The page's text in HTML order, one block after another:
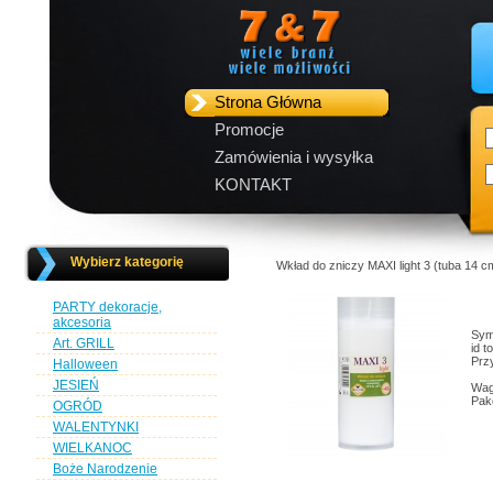
Strona Główna
Promocje
Zamówienia i wysyłka
KONTAKT
Wybierz kategorię
PARTY dekoracje,
akcesoria
Art. GRILL
Halloween
JESIEŃ
OGRÓD
WALENTYNKI
WIELKANOC
Boże Narodzenie
Wkład do zniczy MAXI light 3 (tuba 14
id